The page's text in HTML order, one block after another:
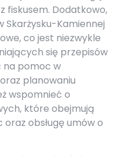
fiskusem. Dodatkowo,
Skarżysku-Kamiennej
co jest niezwykle
się przepisów
na pomoc w
planowaniu
wspomnieć o
które obejmują
oraz obsługę umów o